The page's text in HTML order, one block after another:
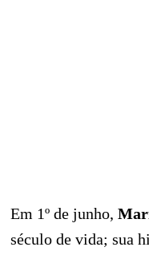
Em 1º de junho,
século de vida; sua